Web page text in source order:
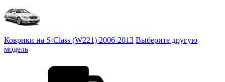
Коврики на S-Class (W221) 2006-2013 Выберите другую
модель